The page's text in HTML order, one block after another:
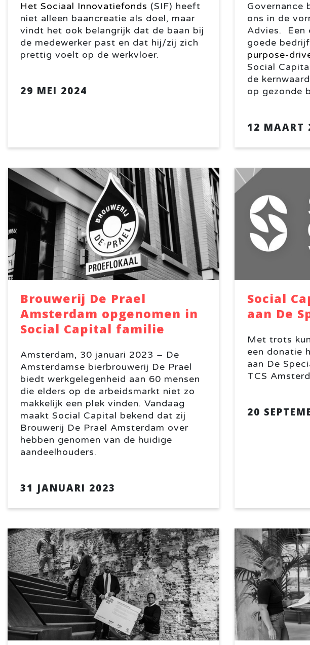
Het Sociaal Innovatiefonds (SIF) heeft
niet alleen baancreatie als doel, maar
vindt het ook belangrijk dat de baan bij
de medewerker past en dat hij/zij zich
prettig voelt op de werkvloer.
29 MEI 2024
Governance
ons in de
Advies. Een
goede
purpose-
Social
de
op gezonde
12 MAART
Brouwerij De Prael
Amsterdam opgenomen in
Social Capital familie
Amsterdam, 30 januari 2023 – De
Amsterdamse bierbrouwerij De Prael
biedt werkgelegenheid aan 60 mensen
die elders op de arbeidsmarkt niet zo
makkelijk een plek vinden. Vandaag
maakt Social Capital bekend dat zij
Brouwerij De Prael Amsterdam over
hebben genomen van de huidige
aandeelhouders.
31 JANUARI 2023
Social
aan De
Met trots
een donatie
aan De
TCS
20